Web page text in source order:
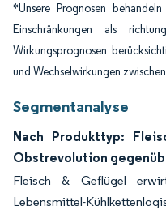
*Unsere Prognosen
Einschränkungen als
Wirkungsprognosen
und Wechselwirkungen
Segmentanalyse
Nach Produkttyp:
Obstrevolution
Fleisch & Geflügel
Lebensmittel-